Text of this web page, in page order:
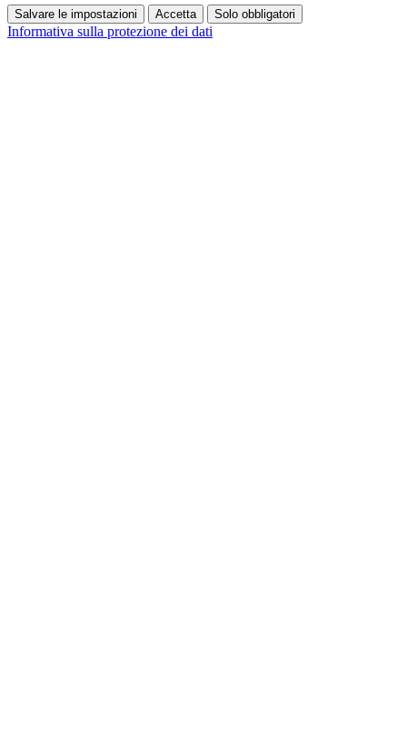
Salvare le impostazioni Accetta Solo obbligatori
Informativa sulla protezione dei dati